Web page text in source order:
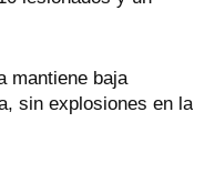
mantiene baja
sin explosiones en la